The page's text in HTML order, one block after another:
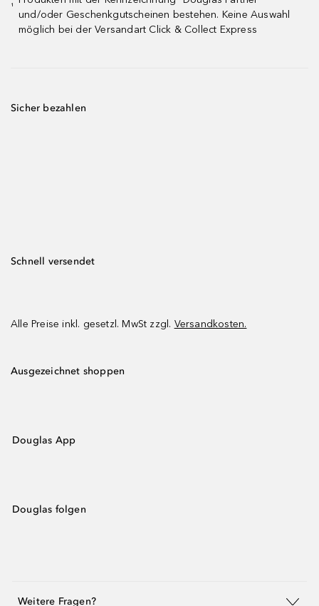
¹
und/oder Geschenkgutscheinen bestehen. Keine Auswahl
möglich bei der Versandart Click & Collect Express
Sicher bezahlen
Schnell versendet
Alle Preise inkl. gesetzl. MwSt zzgl. Versandkosten.
Ausgezeichnet shoppen
Douglas App
Douglas folgen
Weitere Fragen?